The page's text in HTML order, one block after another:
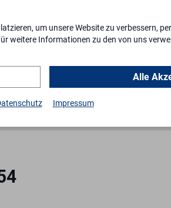
Schlösser & Zylinder Briefkästen
54 45mm
um unsere Website zu verbessern,
weitere Informationen zu den von uns
Alle
Impressum